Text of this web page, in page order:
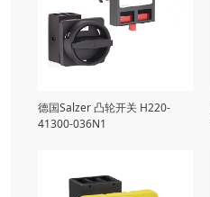
德国Salzer 凸轮开关 ​H220-
41300-036N1